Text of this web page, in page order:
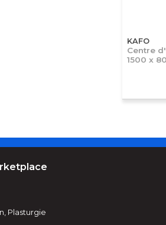
KAFO
Centre
1500 x
Plasturgie